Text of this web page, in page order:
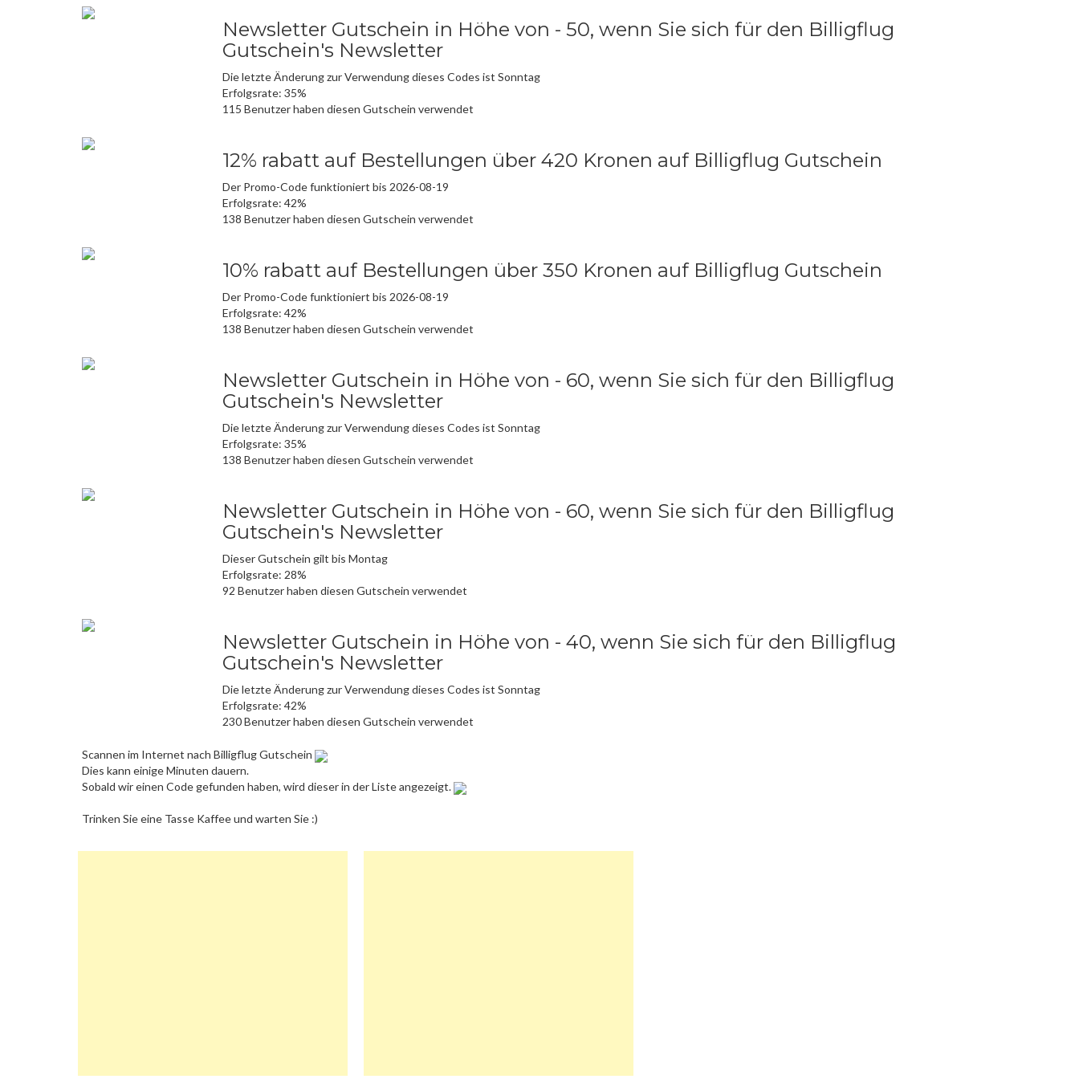
Newsletter Gutschein in Höhe von - 50, wenn Sie sich für den Billigflug
Gutschein's Newsletter
Die letzte Änderung zur Verwendung dieses Codes ist Sonntag
Erfolgsrate: 35%
115 Benutzer haben diesen Gutschein verwendet
12% rabatt auf Bestellungen über 420 Kronen auf Billigflug Gutschein
Der Promo-Code funktioniert bis 2026-08-19
Erfolgsrate: 42%
138 Benutzer haben diesen Gutschein verwendet
10% rabatt auf Bestellungen über 350 Kronen auf Billigflug Gutschein
Der Promo-Code funktioniert bis 2026-08-19
Erfolgsrate: 42%
138 Benutzer haben diesen Gutschein verwendet
Newsletter Gutschein in Höhe von - 60, wenn Sie sich für den Billigflug
Gutschein's Newsletter
Die letzte Änderung zur Verwendung dieses Codes ist Sonntag
Erfolgsrate: 35%
138 Benutzer haben diesen Gutschein verwendet
Newsletter Gutschein in Höhe von - 60, wenn Sie sich für den Billigflug
Gutschein's Newsletter
Dieser Gutschein gilt bis Montag
Erfolgsrate: 28%
92 Benutzer haben diesen Gutschein verwendet
Newsletter Gutschein in Höhe von - 40, wenn Sie sich für den Billigflug
Gutschein's Newsletter
Die letzte Änderung zur Verwendung dieses Codes ist Sonntag
Erfolgsrate: 42%
230 Benutzer haben diesen Gutschein verwendet
Scannen im Internet nach Billigflug Gutschein
Dies kann einige Minuten dauern.
Sobald wir einen Code gefunden haben, wird dieser in der Liste angezeigt.
Trinken Sie eine Tasse Kaffee und warten Sie :)